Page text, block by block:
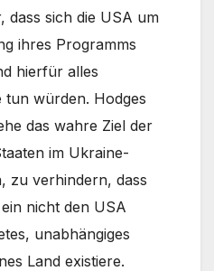
dass sich die USA um
ihres Programms
hierfür alles
tun würden. Hodges
das wahre Ziel der
im Ukraine-
zu verhindern, dass
nicht den USA
unabhängiges
Land existiere.